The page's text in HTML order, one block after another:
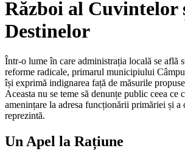
Război al Cuvintelor
Destinelor
Într-o lume în care administrația locală se află
reforme radicale, primarul municipiului
își exprimă indignarea față de măsurile
Aceasta nu se teme să denunțe public ceea ce
amenințare la adresa funcționării primăriei și a
reprezintă.
Un Apel la Rațiune